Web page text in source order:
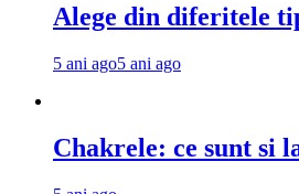
Alege din diferitele
5 ani ago5 ani ago
Chakrele: ce sunt si